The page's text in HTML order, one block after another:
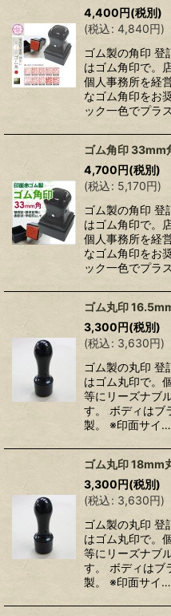
4,400円(税別)
(税込: 4,840円)
ゴム製の角印 登
はゴム角印で。
個人事務所を経
なゴム角印をお
ック一色でプラ
ゴム角印 33mm
4,700円(税別)
(税込: 5,170円)
ゴム製の角印 登
はゴム角印で。
個人事務所を経
なゴム角印をお
ック一色でプラ
ゴム丸印
3,300円(税別)
(税込: 3,630円)
ゴム製の丸印 登
はゴム丸印で。
等にリーズナブ
す。 ボディはブ
製。 ※印面サイ…
ゴム丸印 18mm
3,300円(税別)
(税込: 3,630円)
ゴム製の丸印 登
はゴム丸印で。
等にリーズナブ
す。 ボディはブ
製。 ※印面サイ…